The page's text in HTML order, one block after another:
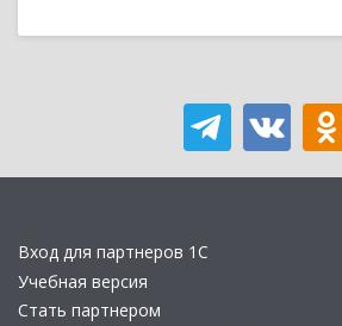
Вход для партнеров 1С
Учебная версия
Стать партнером